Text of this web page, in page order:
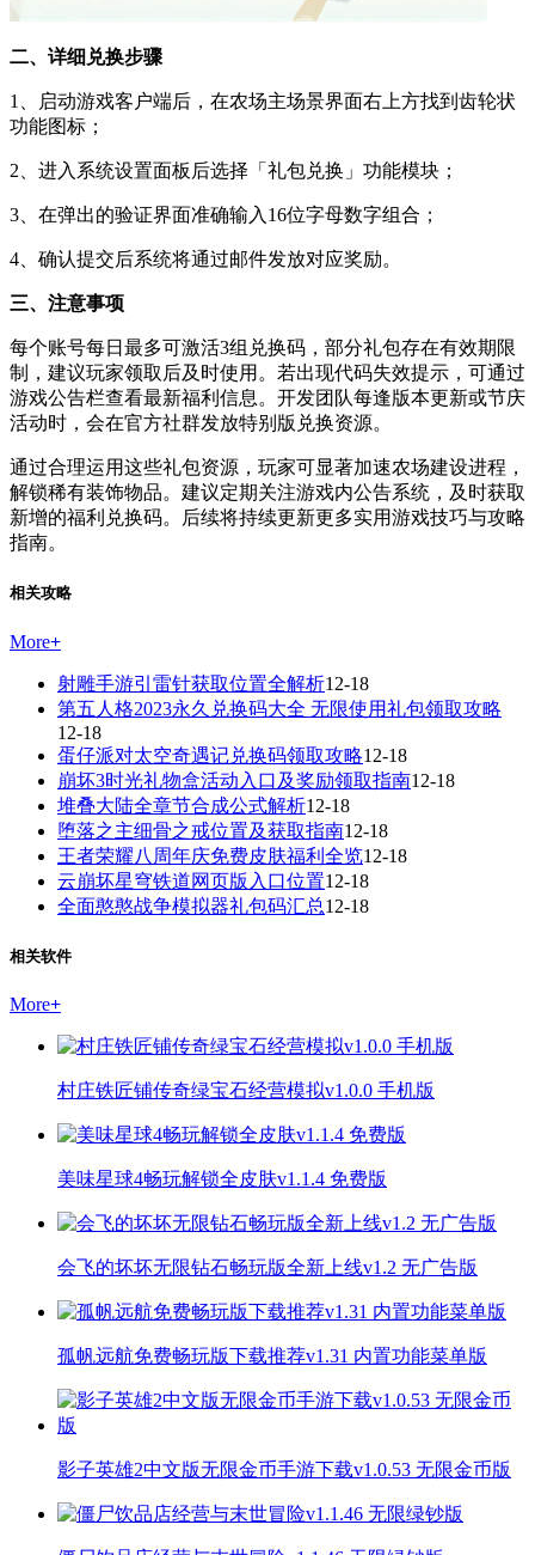
二、详细兑换步骤
1、启动游戏客户端后，在农场主场景界面右上方找到齿轮状
功能图标；
2、进入系统设置面板后选择「礼包兑换」功能模块；
3、在弹出的验证界面准确输入16位字母数字组合；
4、确认提交后系统将通过邮件发放对应奖励。
三、注意事项
每个账号每日最多可激活3组兑换码，部分礼包存在有效期限
制，建议玩家领取后及时使用。若出现代码失效提示，可通过
游戏公告栏查看最新福利信息。开发团队每逢版本更新或节庆
活动时，会在官方社群发放特别版兑换资源。
通过合理运用这些礼包资源，玩家可显著加速农场建设进程，
解锁稀有装饰物品。建议定期关注游戏内公告系统，及时获取
新增的福利兑换码。后续将持续更新更多实用游戏技巧与攻略
指南。
相关攻略
More+
射雕手游引雷针获取位置全解析12-18
第五人格2023永久兑换码大全 无限使用礼包领取攻略
12-18
蛋仔派对太空奇遇记兑换码领取攻略12-18
崩坏3时光礼物盒活动入口及奖励领取指南12-18
堆叠大陆全章节合成公式解析12-18
堕落之主细骨之戒位置及获取指南12-18
王者荣耀八周年庆免费皮肤福利全览12-18
云崩坏星穹铁道网页版入口位置12-18
全面憨憨战争模拟器礼包码汇总12-18
相关软件
More+
村庄铁匠铺传奇绿宝石经营模拟v1.0.0 手机版
美味星球4畅玩解锁全皮肤v1.1.4 免费版
会飞的坏坏无限钻石畅玩版全新上线v1.2 无广告版
孤帆远航免费畅玩版下载推荐v1.31 内置功能菜单版
影子英雄2中文版无限金币手游下载v1.0.53 无限金币版